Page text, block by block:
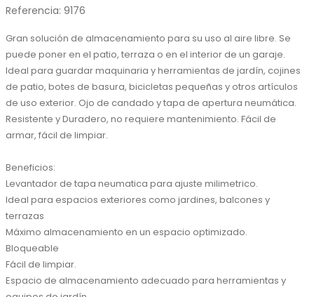
Referencia: 9176
Gran solución de almacenamiento para su uso al aire libre. Se
puede poner en el patio, terraza o en el interior de un garaje.
Ideal para guardar maquinaria y herramientas de jardín, cojines
de patio, botes de basura, bicicletas pequeñas y otros artículos
de uso exterior. Ojo de candado y tapa de apertura neumática.
Resistente y Duradero, no requiere mantenimiento. Fácil de
armar, fácil de limpiar.
Beneficios:
Levantador de tapa neumatica para ajuste milimetrico.
Ideal para espacios exteriores como jardines, balcones y
terrazas
Máximo almacenamiento en un espacio optimizado.
Bloqueable
Fácil de limpiar.
Espacio de almacenamiento adecuado para herramientas y